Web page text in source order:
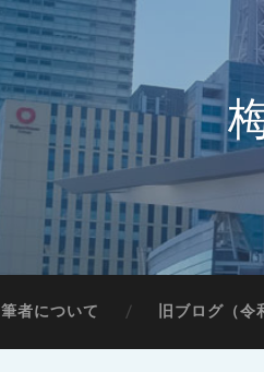
筆者について 旧ブログ（令